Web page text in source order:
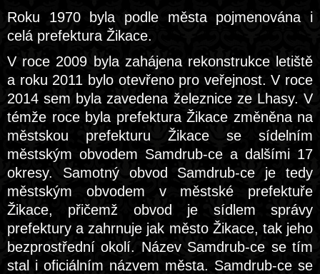
Roku 1970 byla podle města pojmenována i
celá prefektura Žikace.
V roce 2009 byla zahájena rekonstrukce letiště
a roku 2011 bylo otevřeno pro veřejnost. V roce
2014 sem byla zavedena železnice ze Lhasy. V
témže roce byla prefektura Žikace změněna na
městskou prefekturu Žikace se sídelním
městským obvodem Samdrub-ce a dalšími 17
okresy. Samotný obvod Samdrub-ce je tedy
městským obvodem v městské prefektuře
Žikace, přičemž obvod je sídlem správy
prefektury a zahrnuje jak město Žikace, tak jeho
bezprostřední okolí. Název Samdrub-ce se tím
stal i oficiálním názvem města. Samdrub-ce se